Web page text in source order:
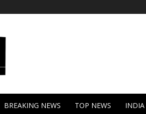
BREAKING NEWS TOP NEWS INDIA